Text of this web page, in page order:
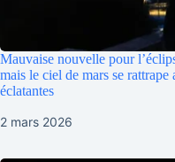
Mauvaise nouvelle pour
mais le ciel de mars se
éclatantes
2 mars 2026